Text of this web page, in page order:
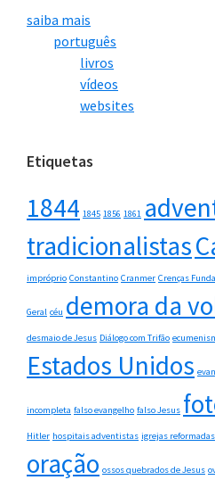
saiba mais
português
livros
vídeos
websites
Etiquetas
1844 1845 1856 1861
tradicionalistas
impróprio Constantino Cranmer Crenças
Geral céu demora da
desmaio de Jesus Diálogo com Trifão
Estados Unidos
incompleta falso evangelho falso Jesus
Hitler hospitais adventistas igrejas reformadas
oração ossos quebrados de Jesus